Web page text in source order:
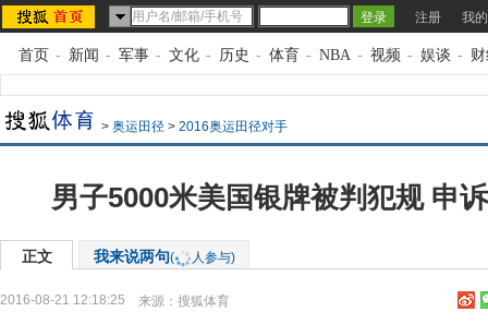
注册 我
首页 - 新闻 - 军事 - 文化 - 历史 - 体育 - NBA - 视频 - 娱谈 -
> 奥运田径 > 2016奥运田径对手
男子5000米美国银牌被判犯规 申
正文 我来说两句( 人参与)
2016-08-21 12:18:25 来源： 搜狐体育